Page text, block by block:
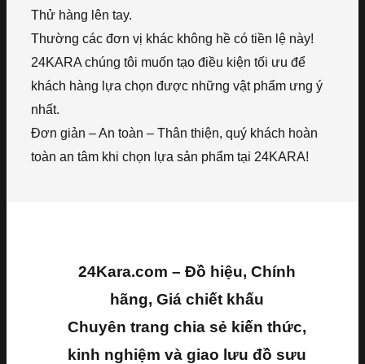
Thử hàng lên tay.
Thường các đơn vị khác không hề có tiền lệ này!
24KARA chúng tôi muốn tạo điều kiện tối ưu để
khách hàng lựa chọn được những vật phẩm ưng ý
nhất.
Đơn giản – An toàn – Thân thiện, quý khách hoàn
toàn an tâm khi chọn lựa sản phẩm tại 24KARA!
24Kara.com – Đồ hiệu, Chính
hãng, Giá chiết khấu
Chuyên trang chia sẻ kiến thức,
kinh nghiệm và giao lưu đồ sưu